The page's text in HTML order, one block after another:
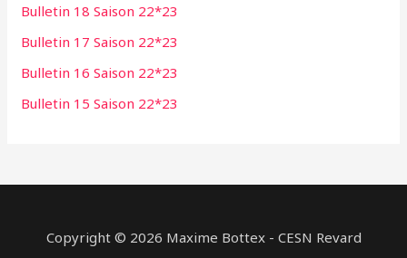
e
r
:
Bulletin 18 Saison 22*23
Bulletin 17 Saison 22*23
Bulletin 16 Saison 22*23
Bulletin 15 Saison 22*23
Copyright © 2026 Maxime Bottex - CESN Revard